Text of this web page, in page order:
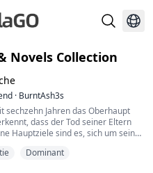
Novels Collection
· BurntAsh3s
sechzehn Jahren das Oberhaupt
dass der Tod seiner Eltern
Hauptziele sind es, sich um seine
Dominant